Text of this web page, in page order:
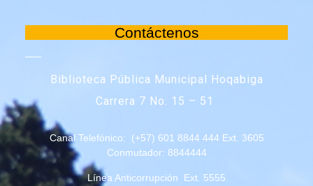
Contáctenos
Biblioteca Pública Municipal Hoqabiga
Carrera 7 No. 15 – 51
Canal Telefónico: (+57) 601 8844 444 Ext. 3605
Conmutador: 8844444
Línea Anticorrupción Ext. 5555